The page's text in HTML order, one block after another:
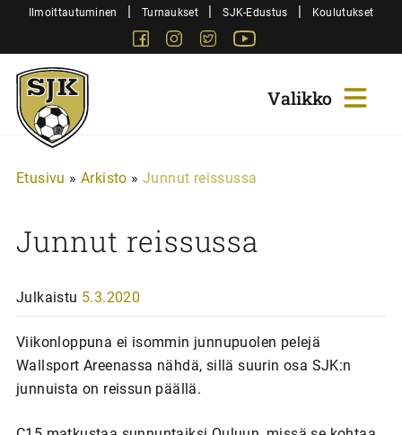
SiirryIlmoittautuminen | Turnaukset | SJK-Edustus | Koulutukset
FacebookInstagram
Twitter
Sjk-
Juniorit
Etusivu » Arkisto » Junnut reissussa
Junnut reissussa
Julkaistu 5.3.2020
Viikonloppuna ei isommin junnupuolen pelejä
Wallsport Areenassa nähdä, sillä suurin osa SJK:n
junnuista on reissun päällä.